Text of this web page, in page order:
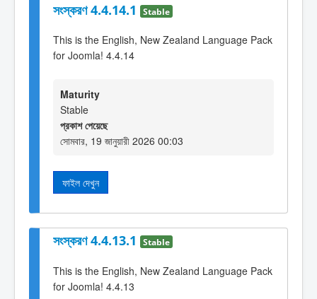
সংস্করণ 4.4.14.1 Stable
This is the English, New Zealand Language Pack
for Joomla! 4.4.14
Maturity
Stable
প্রকাশ পেয়েছে
সোমবার, 19 জানুয়ারী 2026 00:03
ফাইল দেখুন
সংস্করণ 4.4.13.1 Stable
This is the English, New Zealand Language Pack
for Joomla! 4.4.13